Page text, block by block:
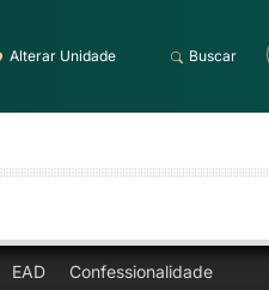
Alterar Unidade Buscar
EAD Confessionalidade